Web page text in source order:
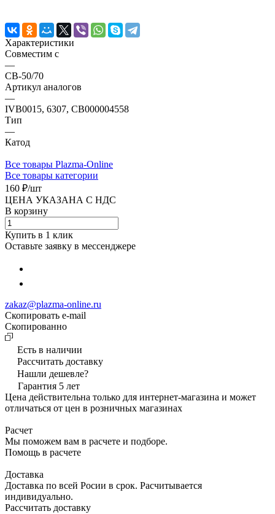
Характеристики
Совместим с
—
СВ-50/70
Артикул аналогов
—
IVB0015, 6307, СВ000004558
Тип
—
Катод
Все товары Plazma-Online
Все товары категории
160 ₽/шт
ЦЕНА УКАЗАНА С НДС
В корзину
Купить в 1 клик
Оставьте заявку в мессенджере
zakaz@plazma-online.ru
Скопировать e-mail
Cкопированно
Есть в наличии
Рассчитать доставку
Нашли дешевле?
Гарантия 5 лет
Цена действительна только для интернет-магазина и может
отличаться от цен в розничных магазинах
Расчет
Мы поможем вам в расчете и подборе.
Помощь в расчете
Доставка
Доставка по всей Росии в срок. Расчитывается
индивидуально.
Рассчитать доставку